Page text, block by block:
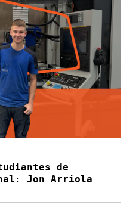
de
Jon Arriola